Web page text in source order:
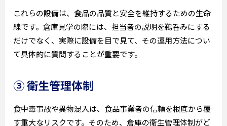
これらの設備は、食品の品質と安全を維持するための生命
線です。倉庫見学の際には、担当者の説明を鵜呑みにする
だけでなく、実際に設備を目で見て、その運用方法につい
て具体的に質問することが重要です。
③ 衛生管理体制
食中毒事故や異物混入は、食品事業者の信頼を根底から覆
す重大なリスクです。そのため、倉庫の衛生管理体制がど